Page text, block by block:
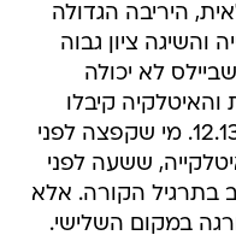
היריבה הגדולה
והשיגה ציון גבוה
כזה שביילס לא יכולה
קיבלו
ציונים נמוכים מאוד של 12 ו-12.133. מי שקפצה לפני
ששעה לפני
בתרגיל הקורה. אלא
בלבד ודורגה במקום השלישי.